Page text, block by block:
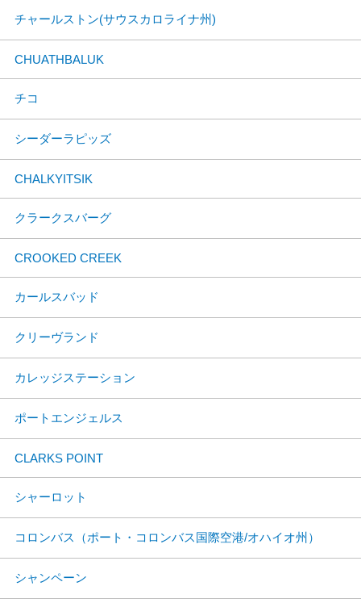
チャールストン(サウスカロライナ州)
CHUATHBALUK
チコ
シーダーラピッズ
CHALKYITSIK
クラークスバーグ
CROOKED CREEK
カールスバッド
クリーヴランド
カレッジステーション
ポートエンジェルス
CLARKS POINT
シャーロット
コロンバス（ポート・コロンバス国際空港/オハイオ州）
シャンペーン